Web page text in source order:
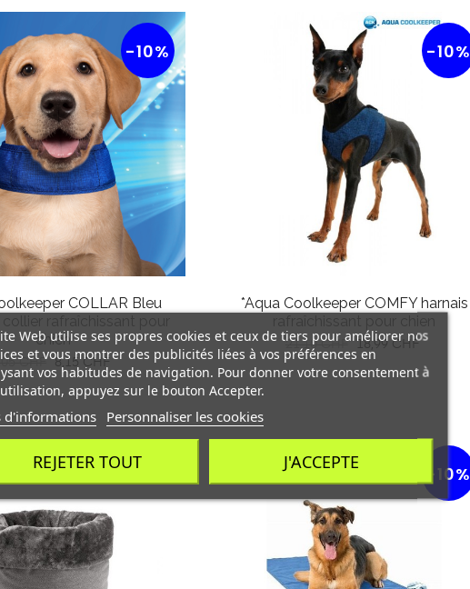
COLLAR Bleu
rafraîchissant pour
chien
CHF
-10%
Prix
8,15 CHF
*Aqua Coolkeeper COMFY harnais
Prix
habituel
21,10 CHF
-10%
Prix
18,99 CHF
-10%
Web utilise ses propres cookies et ceux de tiers pour améliorer nos
et vous montrer des publicités liées à vos préférences en
vos habitudes de navigation. Pour donner votre consentement à
appuyez sur le bouton Accepter.
d'informations Personnaliser les cookies
REJETER TOUT J'ACCEPTE